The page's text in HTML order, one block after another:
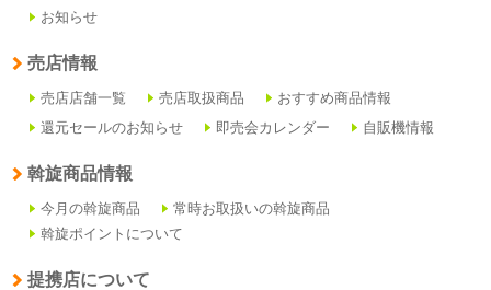
お知らせ
売店情報
売店店舗一覧 売店取扱商品
おすすめ商品情報
還元セールのお知らせ
即売会カレンダー 自販機情報
斡旋商品情報
今月の斡旋商品
常時お取扱いの斡旋商品
斡旋ポイントについて
提携店について